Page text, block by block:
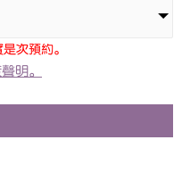
次預約。
明。